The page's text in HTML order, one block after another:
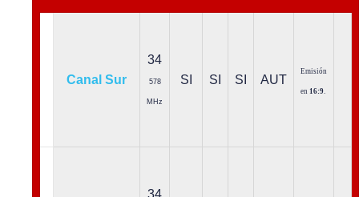
Canal Sur
34
578
MHz
SI SI SI AUT
Emisión
en 16:9.
34